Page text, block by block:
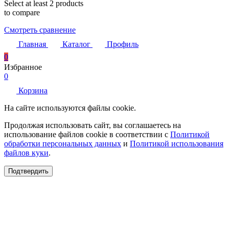
Select at least 2 products
to compare
Смотреть сравнение
Главная
Каталог
Профиль
0
Избранное
0
Корзина
На сайте используются файлы cookie.
Продолжая использовать сайт, вы соглашаетесь на
использование файлов cookie в соответствии с Политикой
обработки персональных данных и Политикой использования
файлов куки.
Подтвердить